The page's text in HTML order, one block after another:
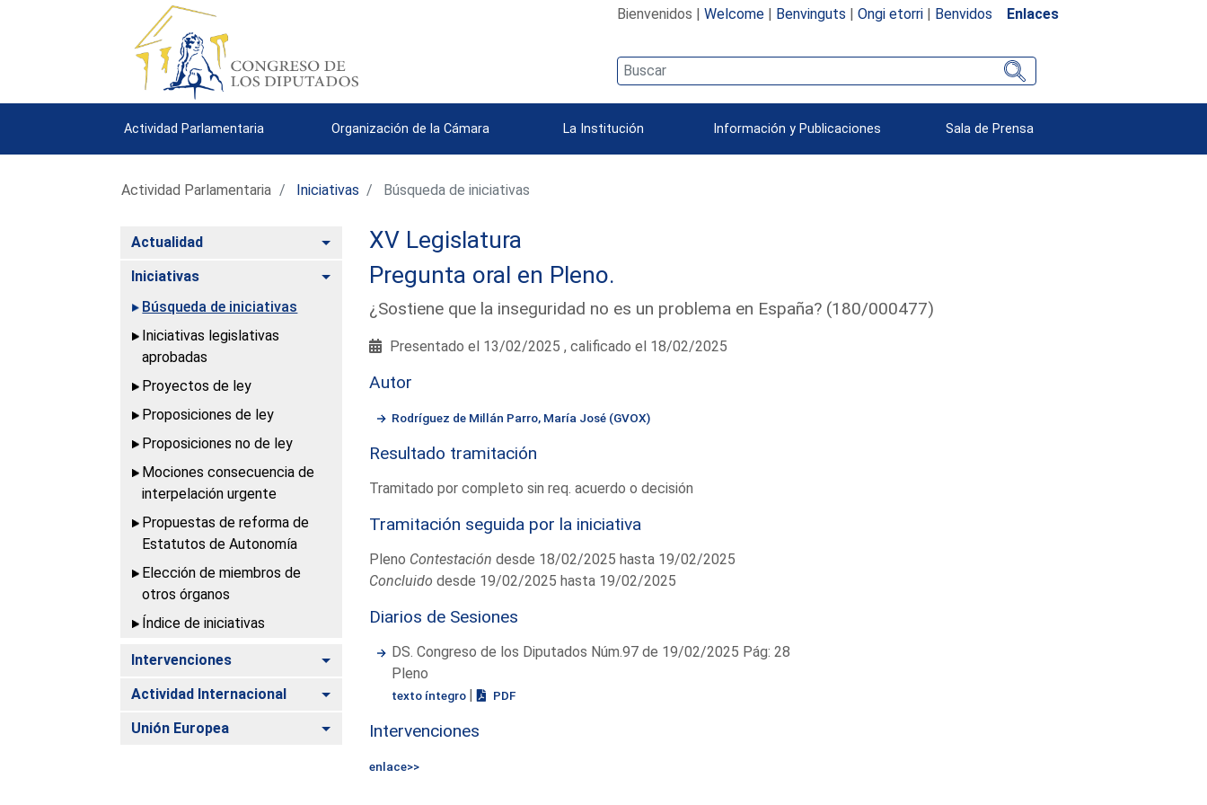
Bienvenidos | Welcome| Benvinguts | Ongi etorri| Benvidos Enlaces
Actividad Parlamentaria Organización de la Cámara La Institución Información y Publicaciones Sala de Prensa
Actividad Parlamentaria Iniciativas Búsqueda de iniciativas
Actualidad Alternar
Iniciativas
Alternar
Búsqueda de iniciativas
Iniciativas legislativas
aprobadas
Proyectos de ley
Proposiciones de ley
Proposiciones no de ley
Mociones consecuencia de
interpelación urgente
Propuestas de reforma de
Estatutos de Autonomía
Elección de miembros de
otros órganos
Índice de iniciativas
Intervenciones Alternar
Actividad Internacional Alternar
Unión Europea Alternar
XV Legislatura
Pregunta oral en Pleno.
¿Sostiene que la inseguridad no es un problema en España? (180/000477)
Presentado el 13/02/2025 , calificado el 18/02/2025
Autor
Rodríguez de Millán Parro, María José (GVOX)
Resultado tramitación
Tramitado por completo sin req. acuerdo o decisión
Tramitación seguida por la iniciativa
Pleno Contestación desde 18/02/2025 hasta 19/02/2025
Concluido desde 19/02/2025 hasta 19/02/2025
Diarios de Sesiones
DS. Congreso de los Diputados Núm.97 de 19/02/2025 Pág: 28
Pleno
texto íntegro | PDF
Intervenciones
enlace>>